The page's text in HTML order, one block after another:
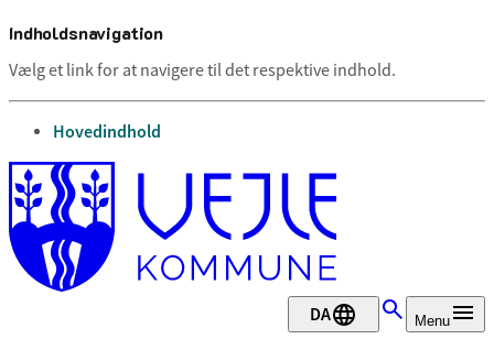
Indholdsnavigation
Vælg et link for at navigere til det respektive indhold.
gå til
Hovedindhold
DA Menu